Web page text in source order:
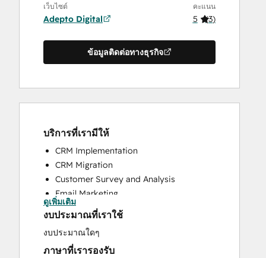
เว็บไซต์
Adepto Digital
คะแนน
5 (3)
ข้อมูลติดต่อทางธุรกิจ
บริการที่เรามีให้
CRM Implementation
CRM Migration
Customer Survey and Analysis
Email Marketing
Help Desk Implementation
Knowledge Base Development
Programmable Automation
Search Engine Optimization
ดูเพิ่มเติม
งบประมาณที่เราใช้
งบประมาณใดๆ
ภาษาที่เรารองรับ